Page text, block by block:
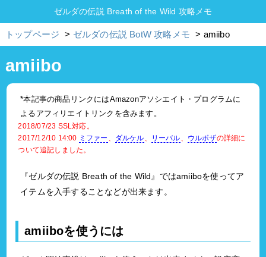
ゼルダの伝説 Breath of the Wild 攻略メモ
トップページ ゼルダの伝説 BotW 攻略メモ amiibo
amiibo
*本記事の商品リンクにはAmazonアソシエイト・プログラムに
よるアフィリエイトリンクを含みます。
2018/07/23 SSL対応。
2017/12/10 14:00 ミファー 、 ダルケル、 リーバル、 ウルボザの詳細に
ついて追記しました。
『ゼルダの伝説 Breath of the Wild』ではamiiboを使ってア
イテムを入手することなどが出来ます。
amiiboを使うには